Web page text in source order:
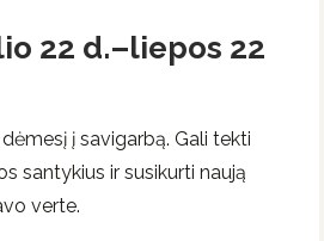
22 d.–liepos 22
į savigarbą. Gali tekti
santykius ir susikurti naują
verte.